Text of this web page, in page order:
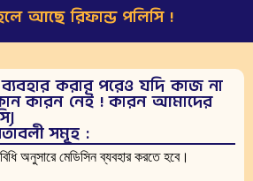
আছে রিফান্ড পলিসি !
করার পরেও যদি কাজ না
কারন নেই ! কারন আমাদের
সমূহ :
অনুসারে মেডিসিন ব্যবহার করতে হবে।